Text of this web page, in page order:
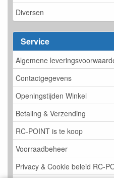
Diversen
Service
Algemene
Contactgegevens
Openingstijden Winkel
Betaling & Verzending
RC-POINT is te koop
Voorraadbeheer
Privacy & Cookie beleid RC-